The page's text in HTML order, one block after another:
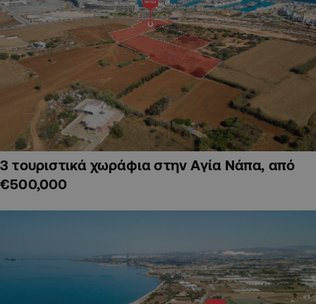
3 τουριστικά χωράφια στην Αγία Νάπα, από
€500,000